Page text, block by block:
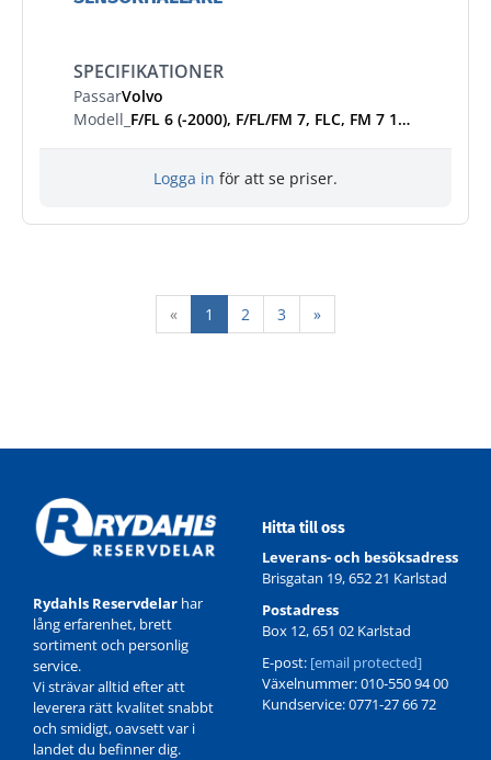
SPECIFIKATIONER
PassarVolvo
Modell_
F/FL 6 (-2000), F/FL/FM 7, FLC, FM 7 1998-2001, FH/FM/FMX/NH 9/10/11/12/13/16, FH 12 1993-2005, FH 16 1993-2002, FM 10, FM 12 1998-2001, FH/FM 2005-, FL 6 (2000-), FL, FE, FL 6 2000-2006, FE 2006-
Logga in för att se priser.
« 1 2 3 »
Rydahls Reservdelar har
lång erfarenhet, brett
sortiment och personlig
service.
Vi strävar alltid efter att
leverera rätt kvalitet snabbt
och smidigt, oavsett var i
landet du befinner dig.
Hitta till oss
Leverans- och besöksadress
Brisgatan 19, 652 21 Karlstad
Postadress
Box 12, 651 02 Karlstad
E-post: [email protected]
Växelnummer: 010-550 94 00
Kundservice: 0771-27 66 72